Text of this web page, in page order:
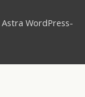
Astra WordPress-